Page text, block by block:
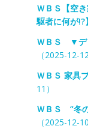
ＷＢＳ【空
駆者に何が!?】
ＷＢＳ ▼デ
（2025-12-12
ＷＢＳ 家具
11）
ＷＢＳ “冬
（2025-12-10